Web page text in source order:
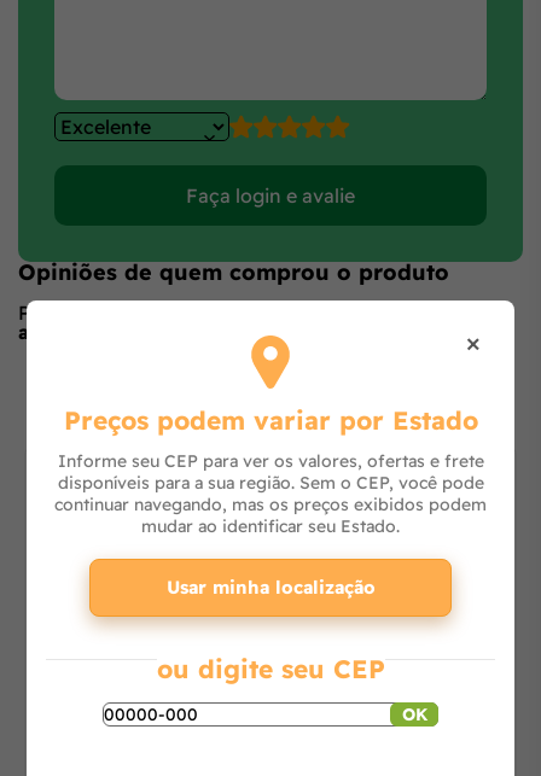
Faça login e avalie
Opiniões de quem comprou o produto
Produto ainda sem avaliações,
avaliar
no formulário ao lado.
O que os outros estão vendo
×
Preços podem variar por Estado
Informe seu CEP para ver os valores, ofertas e frete
disponíveis para a sua região. Sem o CEP, você pode
continuar navegando, mas os preços exibidos podem
mudar ao identificar seu Estado.
Usar minha localização
ou digite seu CEP
OK